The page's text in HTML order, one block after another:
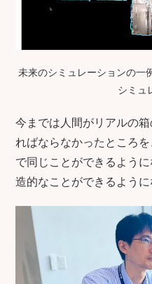
未来のシミュレーションの一
シミュ
今までは人間がリアルの
ればならなかったところ
で同じことができるよう
造的なことができるよう